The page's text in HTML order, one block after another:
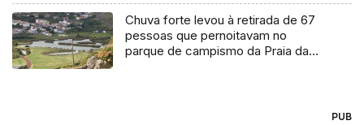
Chuva forte levou à retirada de 67
pessoas que pernoitavam no
parque de campismo da Praia da
PUB